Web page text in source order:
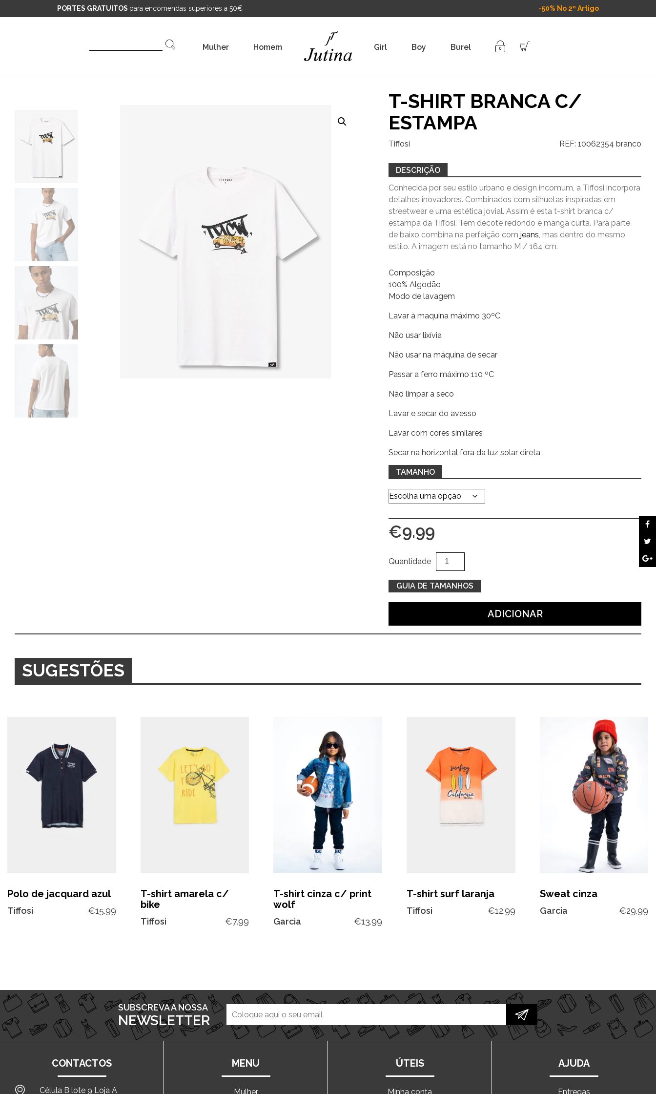
PORTES GRATUITOS para encomendas superiores a 50€ -50% No 2º Artigo
Mulher Homem Girl Boy Burel
T-SHIRT BRANCA C/
ESTAMPA
Tiffosi REF: 10062354 branco
DESCRIÇÃO
Conhecida por seu estilo urbano e design incomum, a Tiffosi incorpora
detalhes inovadores. Combinados com silhuetas inspiradas em
streetwear e uma estética jovial. Assim é esta t-shirt branca c/
estampa da Tiffosi. Tem decote redondo e manga curta. Para parte
de baixo combina na perfeição comjeans, mas dentro do mesmo
estilo. A imagem está no tamanho M / 164 cm.
Composição
100% Algodão
Modo de lavagem
Lavar à maquina máximo 30ºC
Não usar lixívia
Não usar na máquina de secar
Passar a ferro máximo 110 ºC
Não limpar a seco
Lavar e secar do avesso
Lavar com cores similares
Secar na horizontal fora da luz solar direta
TAMANHO
€9.99
Quantidade
Quantidade
de
T-
shirt
branca
estampa
GUIA DE TAMANHOS
ADICIONAR
SUGESTÕES
Polo de jacquard azul
Tiffosi €15.99
T-shirt amarela c/
bike
Tiffosi €7.99
T-shirt cinza c/ print
wolf
Garcia €13.99
T-shirt surf laranja
Tiffosi €12.99
Sweat cinza
Garcia €29.99
SUBSCREVA A NOSSA
NEWSLETTER
CONTACTOS
Célula B lote 9 Loja A
MENU
Mulher
ÚTEIS
Minha conta
AJUDA
Entregas